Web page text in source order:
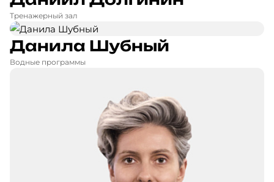
Тренажерный зал
Данила Шубный
Водные программы